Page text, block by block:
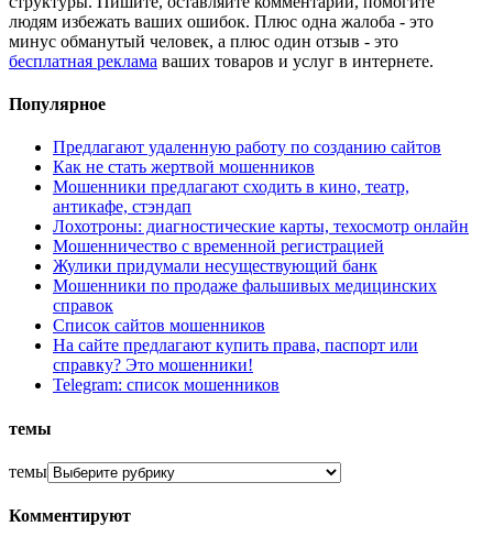
людям избежать ваших ошибок. Плюс одна жалоба - это
минус обманутый человек, а плюс один отзыв - это
бесплатная реклама ваших товаров и услуг в интернете.
Популярное
Предлагают удаленную работу по созданию сайтов
Как не стать жертвой мошенников
Мошенники предлагают сходить в кино, театр,
антикафе, стэндап
Лохотроны: диагностические карты, техосмотр онлайн
Мошенничество с временной регистрацией
Жулики придумали несуществующий банк
Мошенники по продаже фальшивых медицинских
справок
Список сайтов мошенников
На сайте предлагают купить права, паспорт или
справку? Это мошенники!
Telegram: список мошенников
темы
темы
Комментируют